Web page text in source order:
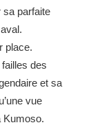
sa parfaite
place.
des
et sa
vue
Kumoso.